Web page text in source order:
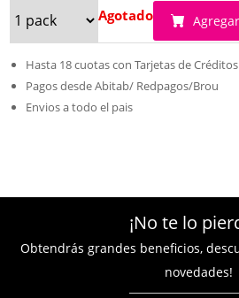
Agotado
Hasta 18 cuotas con Tarjetas de Créditos
Pagos desde Abitab/ Redpagos/Brou
Envios a todo el pais
¡No te lo
Obtendrás grandes beneficios,
novedades!